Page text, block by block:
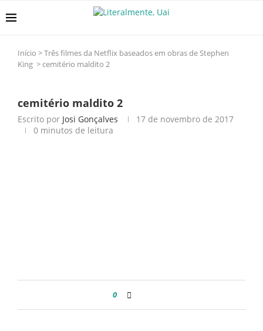
Início >Três filmes da Netflix baseados em obras de Stephen
King >cemitério maldito 2
cemitério maldito 2
Escrito por Josi Gonçalves
17 de novembro de 2017
0 minutos de leitura
0